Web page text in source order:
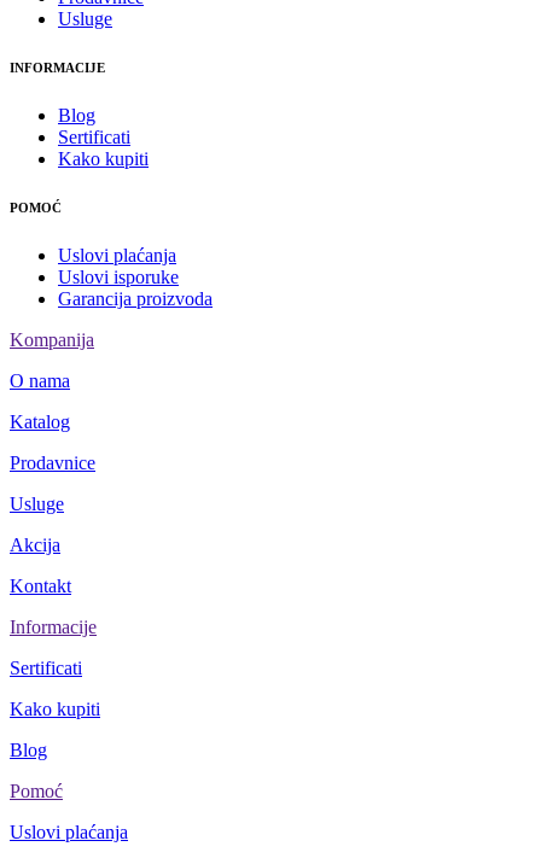
Usluge
INFORMACIJE
Blog
Sertificati
Kako kupiti
POMOĆ
Uslovi plaćanja
Uslovi isporuke
Garancija proizvoda
Kompanija
O nama
Katalog
Prodavnice
Usluge
Akcija
Kontakt
Informacije
Sertificati
Kako kupiti
Blog
Pomoć
Uslovi plaćanja